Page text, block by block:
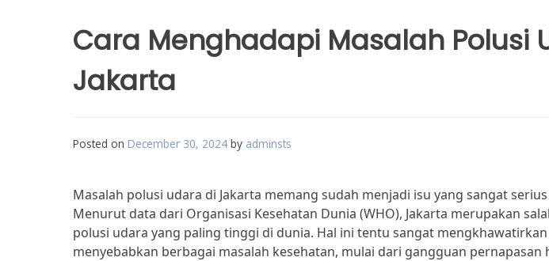
Cara Menghadapi Masalah Polusi
Jakarta
Posted on December 30, 2024 by adminsts
Masalah polusi udara di Jakarta memang sudah menjadi isu yang sangat
Menurut data dari Organisasi Kesehatan Dunia (WHO), Jakarta merupakan
polusi udara yang paling tinggi di dunia. Hal ini tentu sangat
menyebabkan berbagai masalah kesehatan, mulai dari gangguan